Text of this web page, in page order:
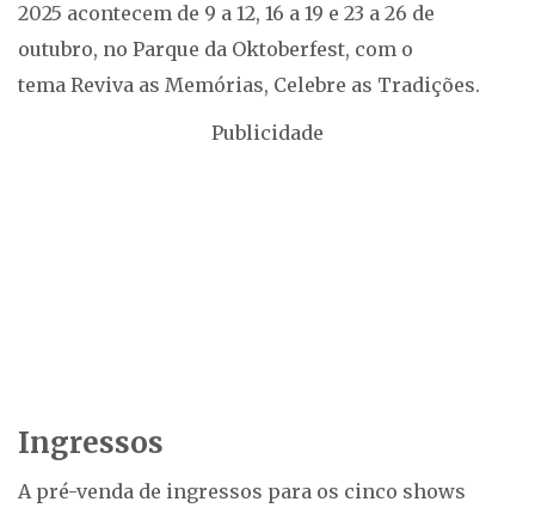
2025 acontecem de 9 a 12, 16 a 19 e 23 a 26 de
outubro, no Parque da Oktoberfest, com o
tema Reviva as Memórias, Celebre as Tradições.
Publicidade
Ingressos
A pré-venda de ingressos para os cinco shows